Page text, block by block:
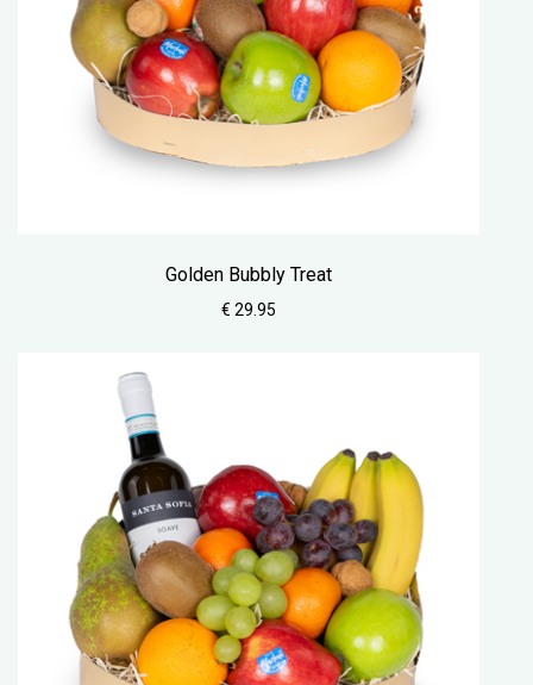
Golden Bubbly Treat
€ 29.95